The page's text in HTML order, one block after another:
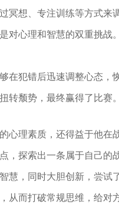
冥想、专注训练等方式
对心理和智慧的双重挑
在犯错后迅速调整心态
转颓势，最终赢得了比赛。
心理素质，还得益于他
，探索出一条属于自己的
慧，同时大胆创新，尝
从而打破常规思维，给对